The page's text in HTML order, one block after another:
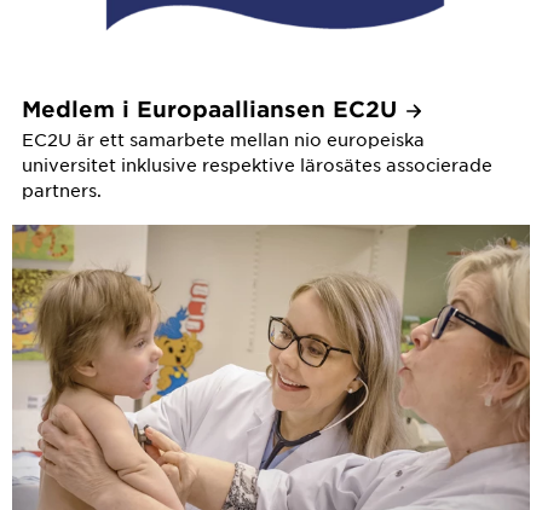
Medlem i Europaalliansen EC2U
EC2U är ett samarbete mellan nio europeiska
universitet inklusive respektive lärosätes associerade
partners.